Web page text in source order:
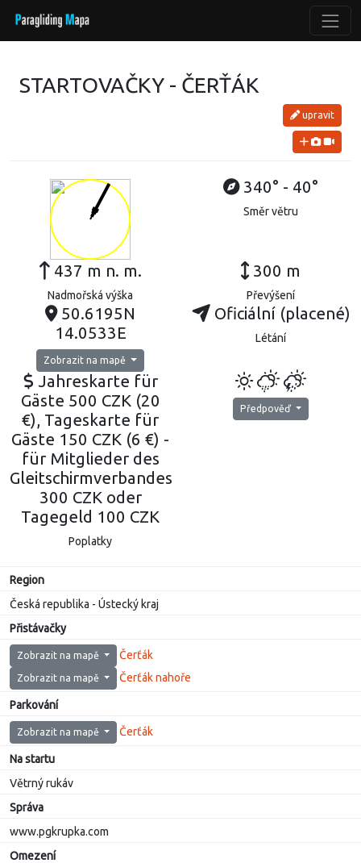
STARTOVAČKY - ČERŤÁK
upravit
340° - 40°
Směr větru
437 m n. m.
Nadmořská výška
300 m
Převýšení
50.6195N
14.0533E
Zobrazit na mapě
Oficiální (placené)
Létání
Jahreskarte für
Gäste 500 CZK (20
€), Tageskarte für
Gäste 150 CZK (6 €) -
für Mitglieder des
Gleitschirmverbandes
300 CZK oder
Tagegeld 100 CZK
Poplatky
Předpověď
Region
Česká republika - Ústecký kraj
Přistávačky
Zobrazit na mapě Čerťák
Zobrazit na mapě Čerťák nahoře
Parkování
Zobrazit na mapě Čerťák
Na startu
Větrný rukáv
Správa
www.pgkrupka.com
Omezení